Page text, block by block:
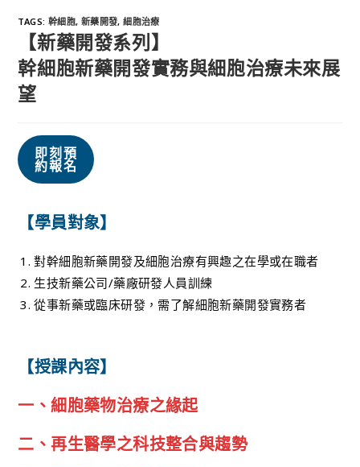
TAGS: 幹細胞, 新藥開發, 細胞治療
【新藥開發系列】
幹細胞新藥開發實務與細胞治療未來展
望
即刻預
約報名
【學員對象】
對幹細胞新藥開發及細胞治療有興趣之在學或在職者
生技新藥公司/藥廠研發人員訓練
從事新藥或臨床研發，需了解細胞新藥開發實務者
【授課內容】
一、細胞藥物治療之緣起
二、再生醫學之科技整合與趨勢